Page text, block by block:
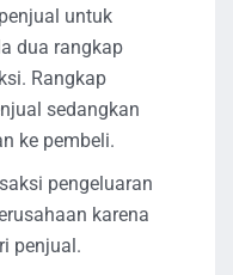
untuk
dua rangkap
Rangkap
sedangkan
ke pembeli.
pengeluaran
karena
penjual.